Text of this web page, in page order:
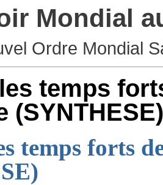
Mondial
Ordre Mondial
temps
(SYNTHESE)
temps forts